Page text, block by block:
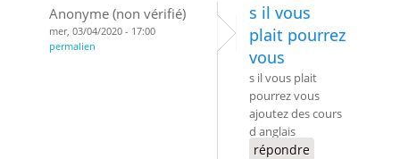
Anonyme (non vérifié)
mer, 03/04/2020 - 17:00
permalien
s il vous
plait pourrez
vous
s il vous plait
pourrez vous
ajoutez des cours
d anglais
répondre